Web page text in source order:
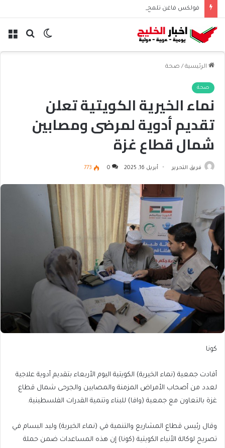
فولكس فاغن تلمح إلى تسريح 50 ألف موظف عالميًا
بحث الوضع
الرئيسية / صحة
صحة
نماء الخيرية الكويتية تعلن
تقديم أدوية لمرضى ومصابين
شمال قطاع غزة
فريق التحرير أبريل 16, 2025 0
773
كونا
أفادت جمعية (نماء الخيرية) الكويتية اليوم الأربعاء بتقديم أدوية علاجية
لعدد من أصحاب الأمراض المزمنة والمصابين والجرحى شمال قطاع
غزة بالتعاون مع جمعية (وافا) للبناء وتنمية القدرات الفلسطينية.
وقال رئيس قطاع المشاريع والتنمية في (نماء الخيرية) وليد البسام في
تصريح لوكالة الأنباء الكويتية (كونا) إن هذه المساعدات ضمن حملة